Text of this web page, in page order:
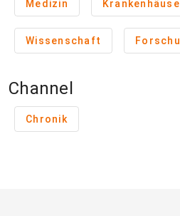
Medizin
Wissenschaft
Channel
Chronik